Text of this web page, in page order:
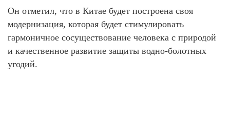
Он отметил, что в Китае будет построена своя
модернизация, которая будет стимулировать
гармоничное сосуществование человека с природой
и качественное развитие защиты водно-болотных
угодий.